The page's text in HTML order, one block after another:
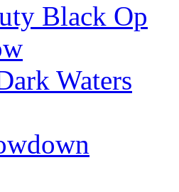
Black Op
Waters